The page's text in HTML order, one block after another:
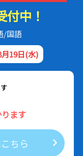
中！
/国語
19日(水)
ます
ちら